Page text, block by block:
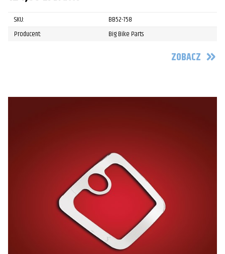
SKU:
BB52-758
Producent:
Big Bike Parts
ZOBACZ